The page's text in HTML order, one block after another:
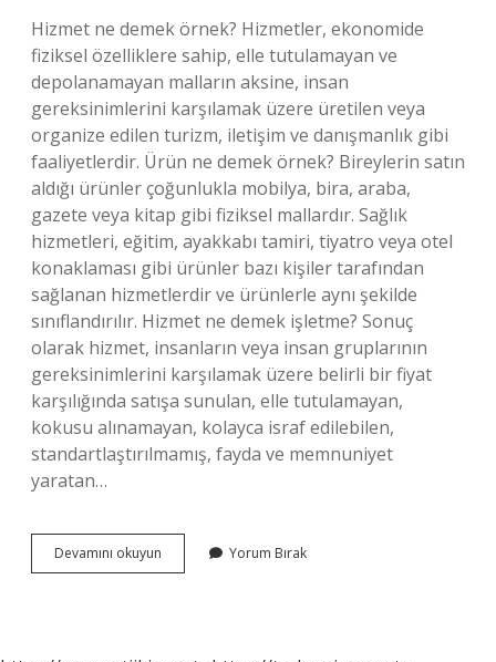
Hizmet ne demek örnek? Hizmetler, ekonomide
fiziksel özelliklere sahip, elle tutulamayan ve
depolanamayan malların aksine, insan
gereksinimlerini karşılamak üzere üretilen veya
organize edilen turizm, iletişim ve danışmanlık gibi
faaliyetlerdir. Ürün ne demek örnek? Bireylerin satın
aldığı ürünler çoğunlukla mobilya, bira, araba,
gazete veya kitap gibi fiziksel mallardır. Sağlık
hizmetleri, eğitim, ayakkabı tamiri, tiyatro veya otel
konaklaması gibi ürünler bazı kişiler tarafından
sağlanan hizmetlerdir ve ürünlerle aynı şekilde
sınıflandırılır. Hizmet ne demek işletme? Sonuç
olarak hizmet, insanların veya insan gruplarının
gereksinimlerini karşılamak üzere belirli bir fiyat
karşılığında satışa sunulan, elle tutulamayan,
kokusu alınamayan, kolayca israf edilebilen,
standartlaştırılmamış, fayda ve memnuniyet
yaratan…
Devamını okuyun
Veya
Yorum Bırak